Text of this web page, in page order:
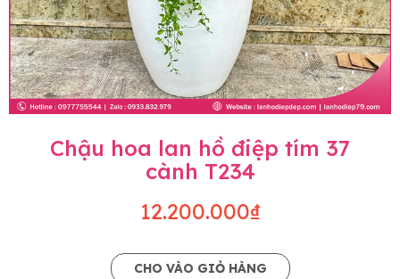
Chậu hoa lan hồ điệp tím 37
cành T234
12.200.000₫
CHO VÀO GIỎ HÀNG